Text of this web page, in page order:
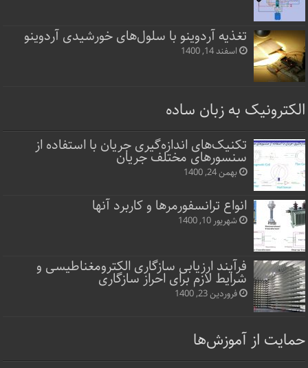
تغذیه آردوینو با سلول‌های خورشیدی آردوینو
اسفند 14, 1400
الکترونیک به زبان ساده
تکنیک‌های اندازه‌گیری جریان با استفاده از
سنسورهای مختلف جریان
بهمن 24, 1400
انواع ترانسفورمرها و کاربرد آنها
شهریور 10, 1400
فرآیند ارزیابی سازگاری الکترومغناطیسی و
شرایط لازم برای احراز سازگاری
فروردین 23, 1400
حمایت از آموزش‌ها